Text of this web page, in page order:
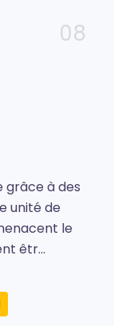
08
grâce à des
unité de
le
êtr...